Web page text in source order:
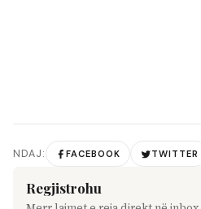
NDAJ: FACEBOOK TWITTER
Regjistrohu